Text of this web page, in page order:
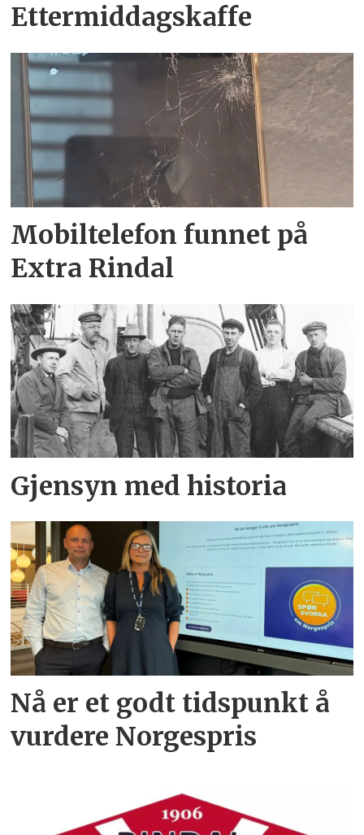
Ettermiddagskaffe
Mobiltelefon funnet på
Extra Rindal
Gjensyn med historia
Nå er et godt tidspunkt å
vurdere Norgespris